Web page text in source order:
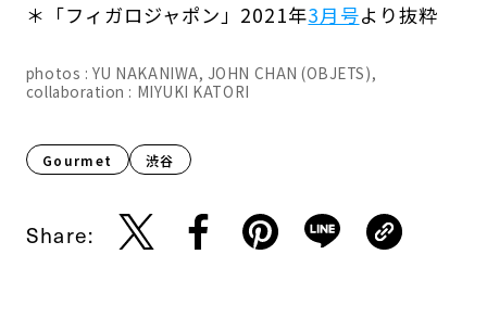
＊「フィガロジャポン」2021年3月号より抜粋
photos : YU NAKANIWA, JOHN CHAN (OBJETS),
collaboration : MIYUKI KATORI
Gourmet 渋谷
Share: